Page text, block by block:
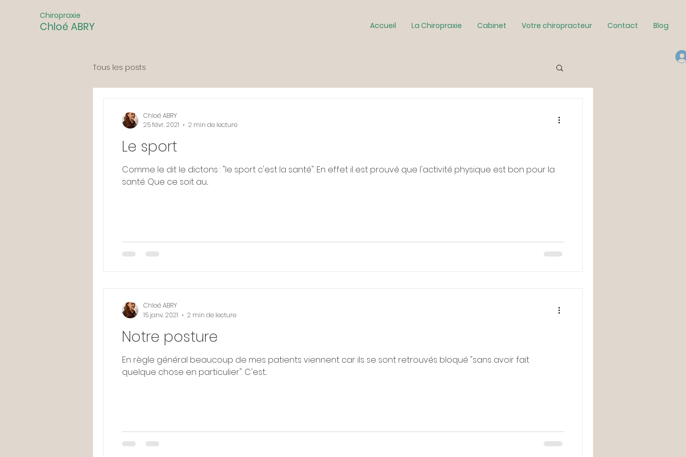
Chiropraxie
Chloé ABRY Accueil La Chiropraxie Cabinet Votre chiropracteur Contact Blog
Tous les posts
Le sport
Comme le dit le dictons : "le sport c'est la santé". En effet il est prouvé que l'activité physique est bon pour la
santé. Que ce soit au...
Chloé ABRY
25 févr. 2021
2 min de lecture
Notre posture
En règle général beaucoup de mes patients viennent car ils se sont retrouvés bloqué "sans avoir fait
quelque chose en particulier". C'est...
Chloé ABRY
15 janv. 2021
2 min de lecture